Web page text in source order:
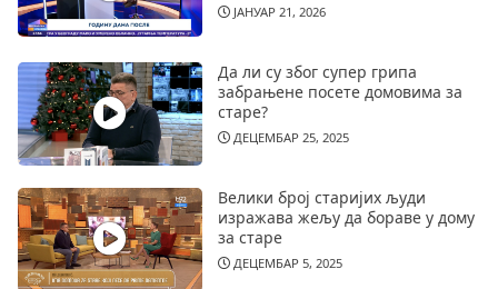
ЈАНУАР 21, 2026
Да ли су због супер грипа
забрањене посете домовима за
старе?
ДЕЦЕМБАР 25, 2025
Велики број старијих људи
изражава жељу да бораве у дому
за старе
ДЕЦЕМБАР 5, 2025